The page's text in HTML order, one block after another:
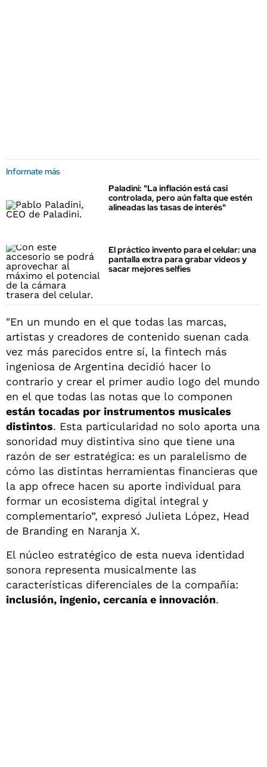
Informate más
Paladini: "La inflación está casi
controlada, pero aún falta que estén
alineadas las tasas de interés"
El práctico invento para el celular: una
pantalla extra para grabar videos y
sacar mejores selfies
"En un mundo en el que todas las marcas,
artistas y creadores de contenido suenan cada
vez más parecidos entre sí, la fintech más
ingeniosa de Argentina decidió hacer lo
contrario y crear el primer audio logo del mundo
en el que todas las notas que lo componen
están tocadas por instrumentos musicales
distintos. Esta particularidad no solo aporta una
sonoridad muy distintiva sino que tiene una
razón de ser estratégica: es un paralelismo de
cómo las distintas herramientas financieras que
la app ofrece hacen su aporte individual para
formar un ecosistema digital integral y
complementario”, expresó Julieta López, Head
de Branding en Naranja X.
El núcleo estratégico de esta nueva identidad
sonora representa musicalmente las
características diferenciales de la compañía:
inclusión, ingenio, cercanía e innovación.